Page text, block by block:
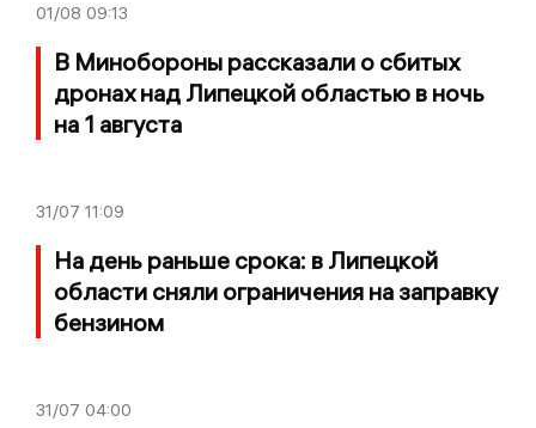
01/08 09:13
В Минобороны рассказали о сбитых
дронах над Липецкой областью в ночь
на 1 августа
31/07 11:09
На день раньше срока: в Липецкой
области сняли ограничения на заправку
бензином
31/07 04:00